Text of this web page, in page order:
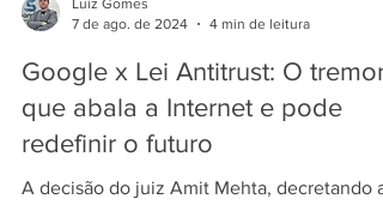
7 de ago. de 2024
4 min de leitura
Google x Lei Antitrust: O tremor
que abala a Internet e pode
redefinir o futuro